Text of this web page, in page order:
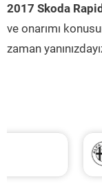
2017 Skoda
ve onarımı
zaman
Alfa
2018